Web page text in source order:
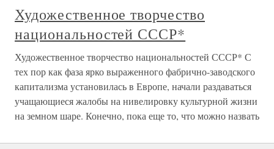
Художественное творчество
национальностей СССР*
Художественное творчество национальностей СССР* С
тех пор как фаза ярко выраженного фабрично-заводского
капитализма установилась в Европе, начали раздаваться
учащающиеся жалобы на нивелировку культурной жизни
на земном шаре. Конечно, пока еще то, что можно назвать